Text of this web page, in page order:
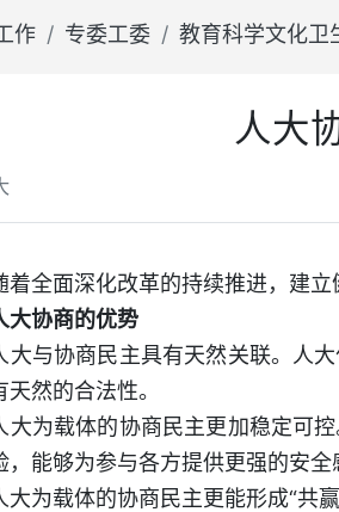
作 专委工委 教育科学文化卫
人大
面深化改革的持续推进，建立
大协商的优势
协商民主具有天然关联。人大
天然的合法性。
载体的协商民主更加稳定可控
，能够为参与各方提供更强的安
载体的协商民主更能形成“共赢